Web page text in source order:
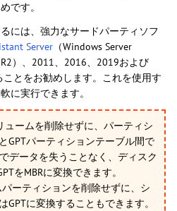
です。
には、強力なサードパーティソフ
Server （Windows Server
）、2011、2016、2019および
とをお勧めします。これを使用す
に実行できます。
ュームを削除せずに、パーティシ
GPTパーティションテーブル間で
データを失うことなく、ディスク
をMBRに変換できます。
ーティションを削除せずに、シ
GPTに変換することもできます。